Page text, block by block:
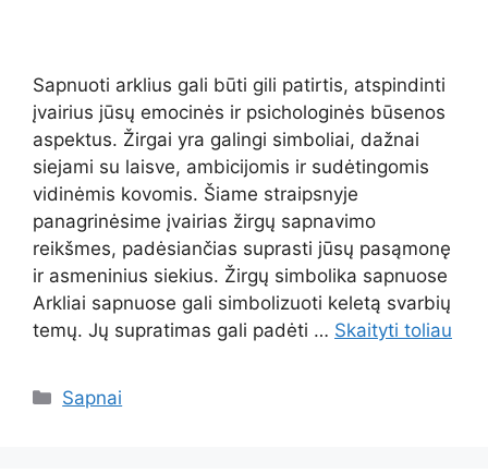
Sapnuoti arklius gali būti gili patirtis, atspindinti
įvairius jūsų emocinės ir psichologinės būsenos
aspektus. Žirgai yra galingi simboliai, dažnai
siejami su laisve, ambicijomis ir sudėtingomis
vidinėmis kovomis. Šiame straipsnyje
panagrinėsime įvairias žirgų sapnavimo
reikšmes, padėsiančias suprasti jūsų pasąmonę
ir asmeninius siekius. Žirgų simbolika sapnuose
Arkliai sapnuose gali simbolizuoti keletą svarbių
temų. Jų supratimas gali padėti … Skaityti toliau
Kategorijos
Sapnai